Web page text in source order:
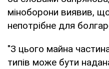
міноборони виявив,
непотрібне для
"З цього майна
типів може бути